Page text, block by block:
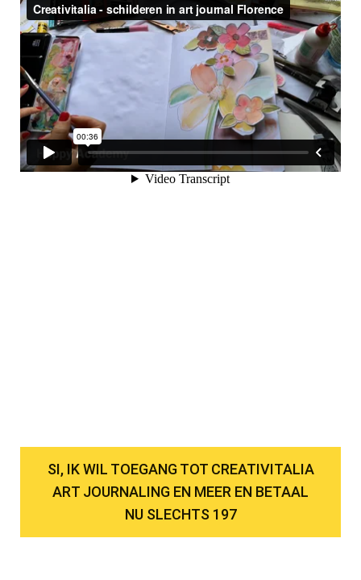
SI, IK WIL TOEGANG TOT CREATIVITALIA
ART JOURNALING EN MEER EN BETAAL
NU SLECHTS 197